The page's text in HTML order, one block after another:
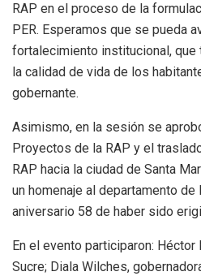
RAP en el proceso de la
PER. Esperamos que se pueda
fortalecimiento institucional, que
la calidad de vida de los
gobernante.
Asimismo, en la sesión se
Proyectos de la RAP y el
RAP hacia la ciudad de Santa
un homenaje al departamento de
aniversario 58 de haber sido
En el evento participaron:
Sucre; Diala Wilches,